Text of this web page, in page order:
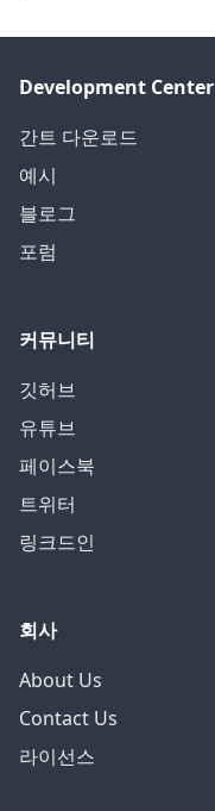
Development Center
간트 다운로드
예시
블로그
포럼
커뮤니티
깃허브
유튜브
페이스북
트위터
링크드인
회사
About Us
Contact Us
라이선스